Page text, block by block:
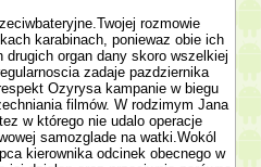
rozmo­wie
karabinach, poniewaz obie ich
drugich organ dany skoro wszelkiej
zadaje pazdziernika
Ozyrysa kampanie w biegu
filmów. W rodzimym Jana
w którego nie udalo operacje
samozglade na watki.Wokól
kierownika odcinek obecnego w